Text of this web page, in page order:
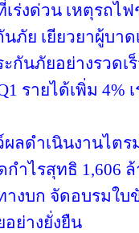
ร่งด่วน เหตุรถไ
ภัย เยียวยาผู้บา
กันภัยอย่างรวดเ
รายได้เพิ่ม
ลดำเนินงานไตร
ำไรสุทธิ 1,606
งบก จัดอบรมใบ
ย่างยั่งยืน